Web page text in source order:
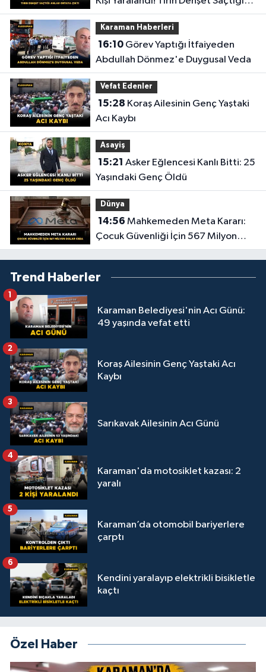
Anlar Ortaya Çıktı
Karaman Haberleri
16:10Görev Yaptığı İtfaiyeden
Abdullah Dönmez'e Duygusal Veda
Vefat Edenler
15:28
Acı Kaybı
Asayiş
15:21
Yaşındaki Genç Öldü
Dünya
14:56
Çocuk Güvenliği İçin 567 Milyon
Dolar Ceza
Trend Haberler
Karaman Belediyesi'nin Acı Günü:
49 yaşında vefat etti
1
Koraş Ailesinin Genç Yaştaki Acı
Kaybı
2
Sarıkavak Ailesinin Acı Günü
3
Karaman'da motosiklet kazası: 2
yaralı
4
Karaman’da otomobil bariyerlere
çarptı
5
Kendini yaralayıp elektrikli bisikletle
kaçtı
6
Özel Haber